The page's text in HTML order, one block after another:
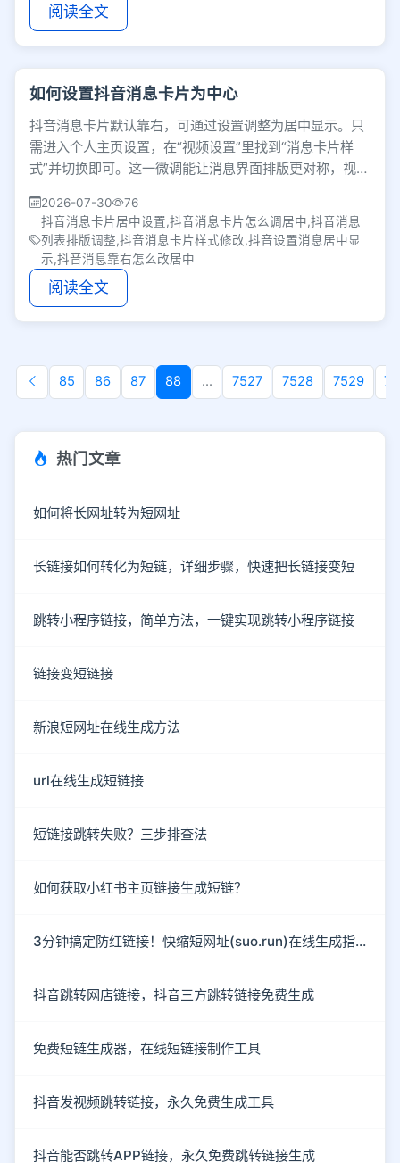
阅读全文
如何设置抖音消息卡片为中心
抖音消息卡片默认靠右，可通过设置调整为居中显示。只
需进入个人主页设置，在“视频设置”里找到“消息卡片样
式”并切换即可。这一微调能让消息界面排版更对称，视觉
2026-07-30
76
抖音消息卡片居中设置,抖音消息卡片怎么调居中,抖音消息
列表排版调整,抖音消息卡片样式修改,抖音设置消息居中显
示,抖音消息靠右怎么改居中
阅读全文
85 86 87 88 ... 7527 7528 7529
热门文章
如何将长网址转为短网址
长链接如何转化为短链，详细步骤，快速把长链接变短
跳转小程序链接，简单方法，一键实现跳转小程序链接
链接变短链接
新浪短网址在线生成方法
url在线生成短链接
短链接跳转失败？三步排查法
如何获取小红书主页链接生成短链？
3分钟搞定防红链接！快缩短网址(suo.run)在线生成指南
抖音跳转网店链接，抖音三方跳转链接免费生成
免费短链生成器，在线短链接制作工具
抖音发视频跳转链接，永久免费生成工具
抖音能否跳转APP链接，永久免费跳转链接生成